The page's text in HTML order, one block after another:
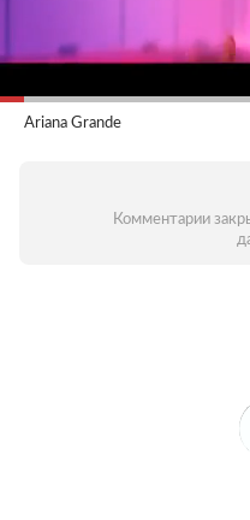
Ariana Grande
Комментарии